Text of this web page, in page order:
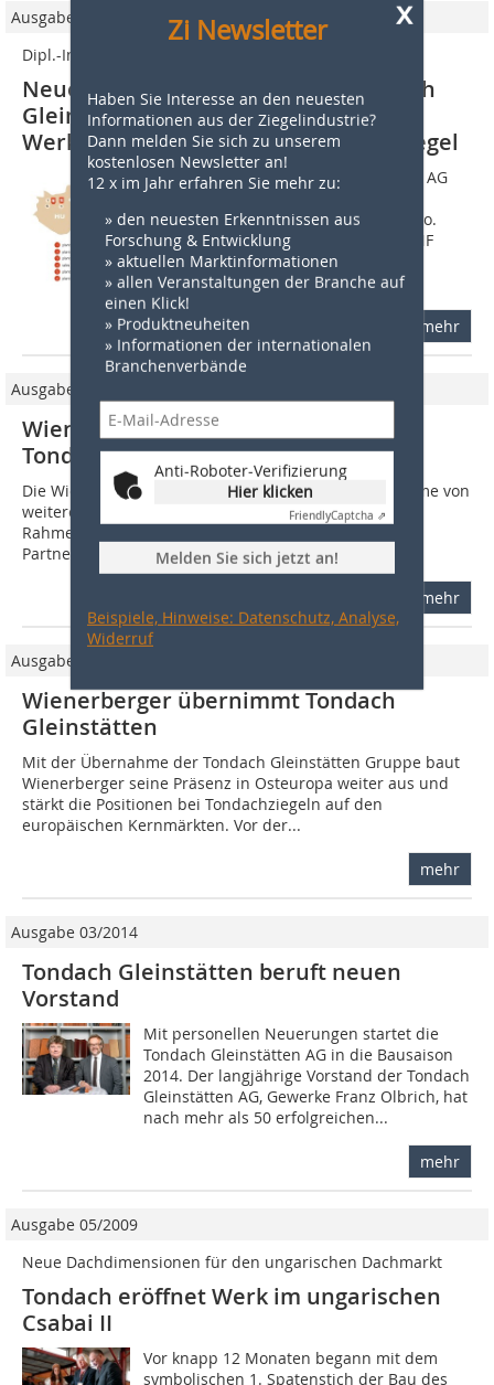
x
Zi Newsletter
Haben Sie Interesse an den neuesten
Informationen aus der Ziegelindustrie?
Dann melden Sie sich zu unserem
kostenlosen Newsletter an!
12 x im Jahr erfahren Sie mehr zu:
» den neuesten Erkenntnissen aus
Forschung & Entwicklung
» aktuellen Marktinformationen
» allen Veranstaltungen der Branche auf
einen Klick!
» Produktneuheiten
» Informationen der internationalen
Branchenverbände
Anti-Roboter-Verifizierung
Hier klicken
FriendlyCaptcha ⇗
Melden Sie sich jetzt an!
Beispiele, Hinweise: Datenschutz, Analyse,
Widerruf
Ausgabe 11/2009
Dipl.-Ing. Anett Fischer
Neue Tondächer für Ungarn – Tondach
Gleinstätten AG produziert im neuen
Werk Csabai II großformatige Dachziegel
1 Einleitung Die Tondach Gleinstätten AG
produziert heute mit rund 3?100
Mitarbeitern in 11 Ländern ca. 500 Mio.
Stück Dachziegel und etwa 305 Mio. NF
Mauerziegel. Die 34 Werke an 28
Standorten...
mehr
Ausgabe 03/2011
Wienerberger baut Beteiligung an
Tondach Gleinstätten aus
Die Wienerberger AG gab am 1. Februar die Übernahme von
weiteren 25?% der Anteile an Tondach Gleinstätten im
Rahmen eines Anteilstausches mit dem Joint-Venture-
Partner Monier bekannt. Wienerberger...
mehr
Ausgabe 06/2014
Wienerberger übernimmt Tondach
Gleinstätten
Mit der Übernahme der Tondach Gleinstätten Gruppe baut
Wienerberger seine Präsenz in Osteuropa weiter aus und
stärkt die Positionen bei Tondachziegeln auf den
europäischen Kernmärkten. Vor der...
mehr
Ausgabe 03/2014
Tondach Gleinstätten beruft neuen
Vorstand
Mit personellen Neuerungen startet die
Tondach Gleinstätten AG in die Bausaison
2014. Der langjährige Vorstand der Tondach
Gleinstätten AG, Gewerke Franz Olbrich, hat
nach mehr als 50 erfolgreichen...
mehr
Ausgabe 05/2009
Neue Dachdimensionen für den ungarischen Dachmarkt
Tondach eröffnet Werk im ungarischen
Csabai II
Vor knapp 12 Monaten begann mit dem
symbolischen 1. Spatenstich der Bau des